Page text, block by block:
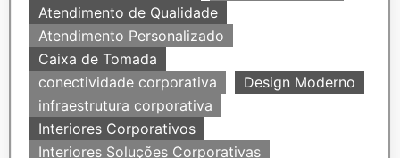
Atendimento de Qualidade
Atendimento Personalizado
Caixa de Tomada
conectividade corporativa
Design Moderno
infraestrutura corporativa
Interiores Corporativos
Interiores Soluções Corporativas